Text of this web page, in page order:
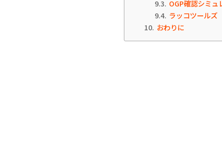
9.3 OGP確認シミュ
9.4 ラッコツールズ
10 おわりに